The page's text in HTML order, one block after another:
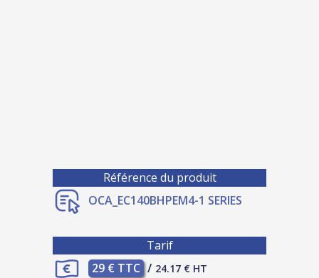
Référence du produit
OCA_EC140BHPEM4-1 SERIES
Tarif
29 € TTC / 24.17 € HT